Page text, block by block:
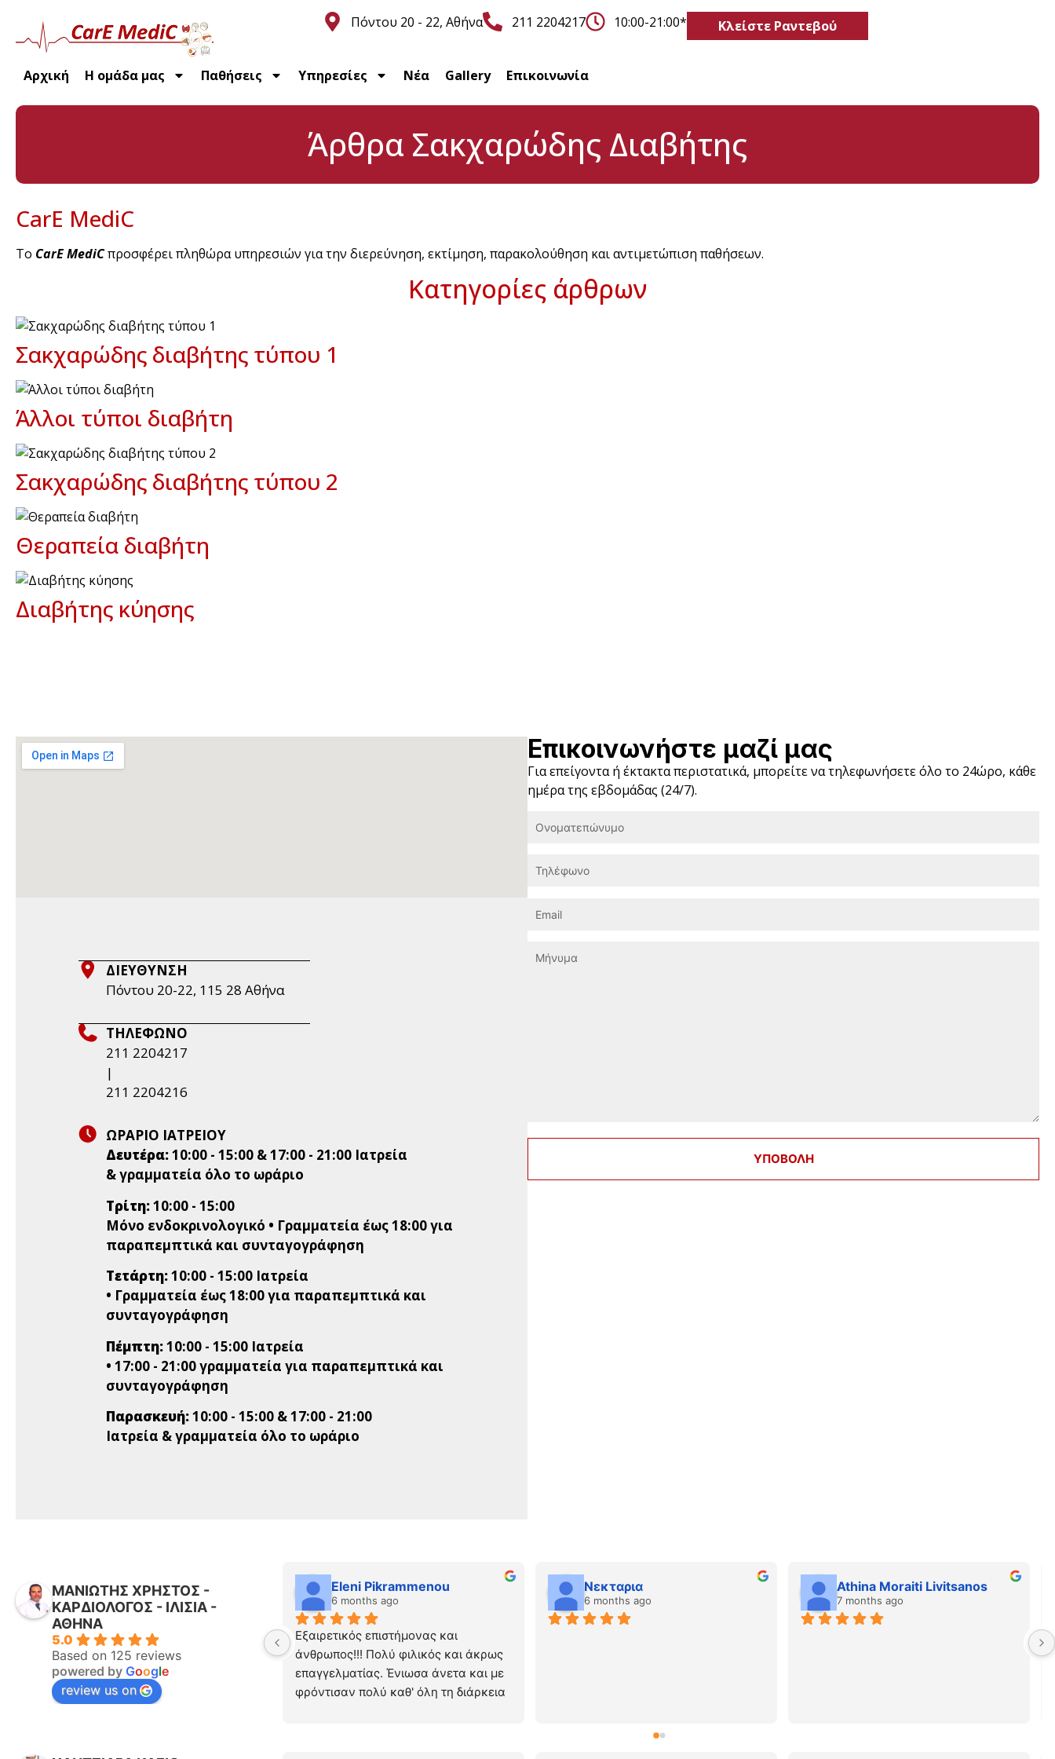
Πόντου 20 - 22, Αθήνα 211 2204217 10:00-21:00* Κλείστε Ραντεβού
Αρχική Η ομάδα μας Παθήσεις Υπηρεσίες Νέα Gallery Επικοινωνία
Άρθρα Σακχαρώδης Διαβήτης
CarE MediC
Το CarE MediCπροσφέρει πληθώρα υπηρεσιών για την διερεύνηση, εκτίμηση, παρακολούθηση και αντιμετώπιση παθήσεων.
Κατηγορίες άρθρων
Σακχαρώδης διαβήτης τύπου 1
Άλλοι τύποι διαβήτη
Σακχαρώδης διαβήτης τύπου 2
Θεραπεία διαβήτη
Διαβήτης κύησης
ΔΙΕΥΘΥΝΣΗ
Πόντου 20-22, 115 28 Aθήνα
ΤΗΛΕΦΩΝΟ
211 2204217
|
211 2204216
ΩΡΑΡΙΟ ΙΑΤΡΕΙΟΥ
Δευτέρα:10:00 - 15:00 & 17:00 - 21:00 Ιατρεία
& γραμματεία όλο το ωράριο
Τρίτη:10:00 - 15:00
Μόνο ενδοκρινολογικό • Γραμματεία έως 18:00 για
παραπεμπτικά και συνταγογράφηση
Τετάρτη:10:00 - 15:00 Ιατρεία
• Γραμματεία έως 18:00 για παραπεμπτικά και
συνταγογράφηση
Πέμπτη:10:00 - 15:00 Ιατρεία
• 17:00 - 21:00 γραμματεία για παραπεμπτικά και
συνταγογράφηση
Παρασκευή:10:00 - 15:00 & 17:00 - 21:00
Ιατρεία & γραμματεία όλο το ωράριο
Επικοινωνήστε μαζί μας
Για επείγοντα ή έκτακτα περιστατικά, μπορείτε να τηλεφωνήσετε όλο το 24ώρο, κάθε
ημέρα της εβδομάδας (24/7).
ΜΑΝΙΩΤΗΣ ΧΡΗΣΤΟΣ -
ΚΑΡΔΙΟΛΟΓΟΣ - ΙΛΙΣΙΑ -
ΑΘΗΝΑ
5.0
Based on 125 reviews
powered by Google
review us on
Eleni Pikrammenou
6 months ago
Εξαιρετικός επιστήμονας και
άνθρωπος!!! Πολύ φιλικός και άκρως
επαγγελματίας. Ένιωσα άνετα και με
φρόντισαν πολύ καθ' όλη τη διάρκεια
Νεκταρια
6 months ago
Athina Moraiti Livitsanos
7 months ago